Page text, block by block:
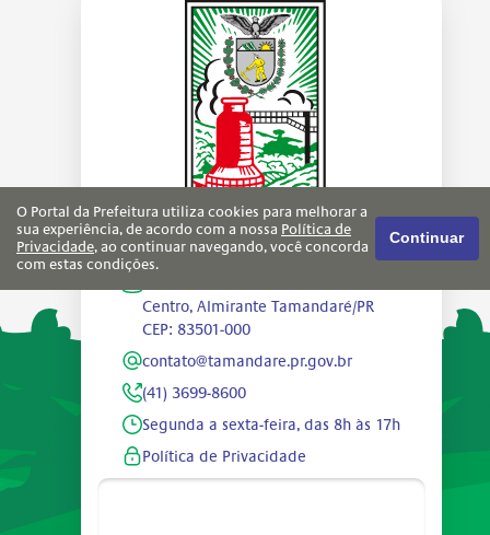
Centro, Almirante Tamandaré/PR
CEP: 83501-000
contato@tamandare.pr.gov.br
(41) 3699-8600
Segunda a sexta-feira, das 8h às 17h
Política de Privacidade
O Portal da Prefeitura utiliza cookies para melhorar a
sua experiência, de acordo com a nossa Política de
Privacidade, ao continuar navegando, você concorda
com estas condições.
Continuar